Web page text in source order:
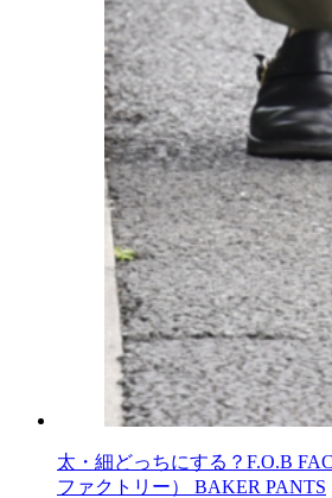
太・細どっちにする？F.O.B
ファクトリー） BAKER PANTS